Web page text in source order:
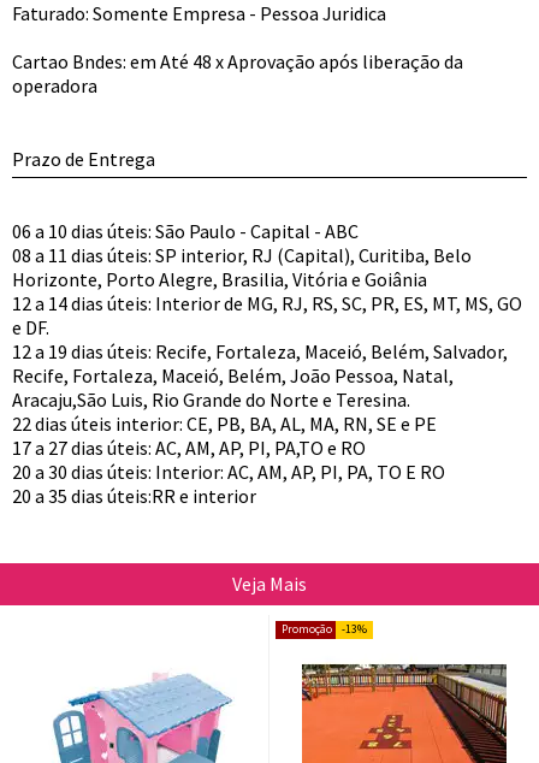
Faturado: Somente Empresa - Pessoa Juridica
Cartao Bndes: em Até 48 x Aprovação após liberação da
operadora
Prazo de Entrega
06 a 10 dias úteis: São Paulo - Capital - ABC
08 a 11 dias úteis: SP interior, RJ (Capital), Curitiba, Belo
Horizonte, Porto Alegre, Brasilia, Vitória e Goiânia
12 a 14 dias úteis: Interior de MG, RJ, RS, SC, PR, ES, MT, MS, GO
e DF.
12 a 19 dias úteis: Recife, Fortaleza, Maceió, Belém, Salvador,
Recife, Fortaleza, Maceió, Belém, João Pessoa, Natal,
Aracaju,São Luis, Rio Grande do Norte e Teresina.
22 dias úteis interior: CE, PB, BA, AL, MA, RN, SE e PE
17 a 27 dias úteis: AC, AM, AP, PI, PA,TO e RO
20 a 30 dias úteis: Interior: AC, AM, AP, PI, PA, TO E RO
20 a 35 dias úteis:RR e interior
Veja Mais
13%